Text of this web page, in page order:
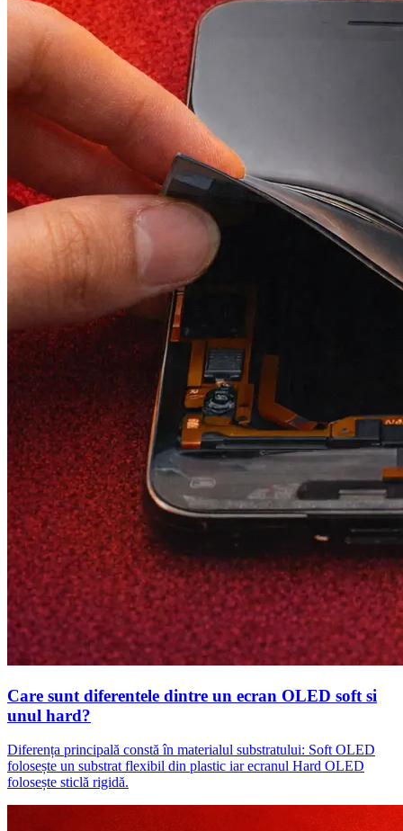
Care sunt diferentele dintre un ecran OLED soft si
unul hard?
Diferența principală constă în materialul substratului: Soft OLED
folosește un substrat flexibil din plastic iar ecranul Hard OLED
folosește sticlă rigidă.